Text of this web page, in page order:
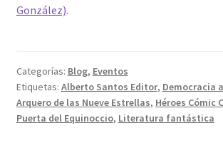
González).
Categorías: Blog, Eventos
Etiquetas: Alberto Santos Editor, Democracia
Arquero de las Nueve Estrellas, Héroes Cómic
Puerta del Equinoccio, Literatura fantástica